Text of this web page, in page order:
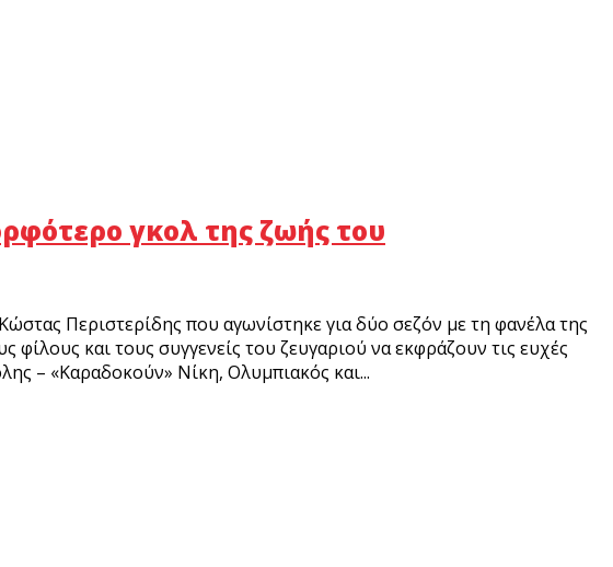
γκολ της ζωής του
Περιστερίδης που αγωνίστηκε για δύο σεζόν με τη φανέλα της
και τους συγγενείς του ζευγαριού να εκφράζουν τις ευχές
– «Καραδοκούν» Νίκη, Ολυμπιακός και...